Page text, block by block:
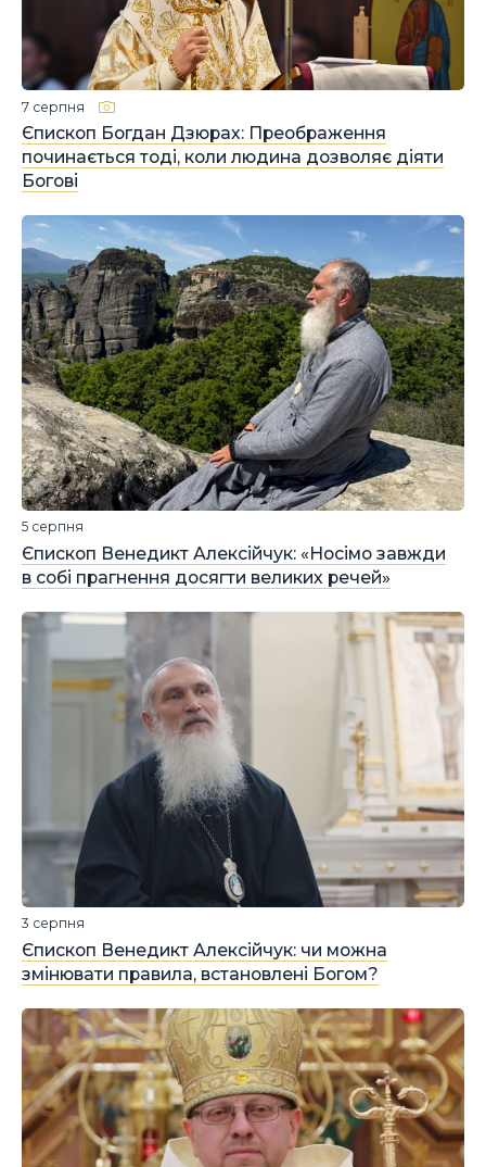
Єпископ Богдан Дзюрах: Преображення
починається тоді, коли людина дозволяє діяти
Богові
7 серпня
Єпископ Венедикт Алексійчук: «Носімо завжди
в собі прагнення досягти великих речей»
5 серпня
Єпископ Венедикт Алексійчук: чи можна
змінювати правила, встановлені Богом?
3 серпня